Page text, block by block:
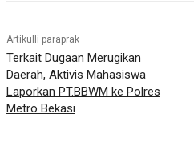
Artikulli paraprak
Terkait Dugaan Merugikan
Daerah, Aktivis Mahasiswa
Laporkan PT.BBWM ke Polres
Metro Bekasi